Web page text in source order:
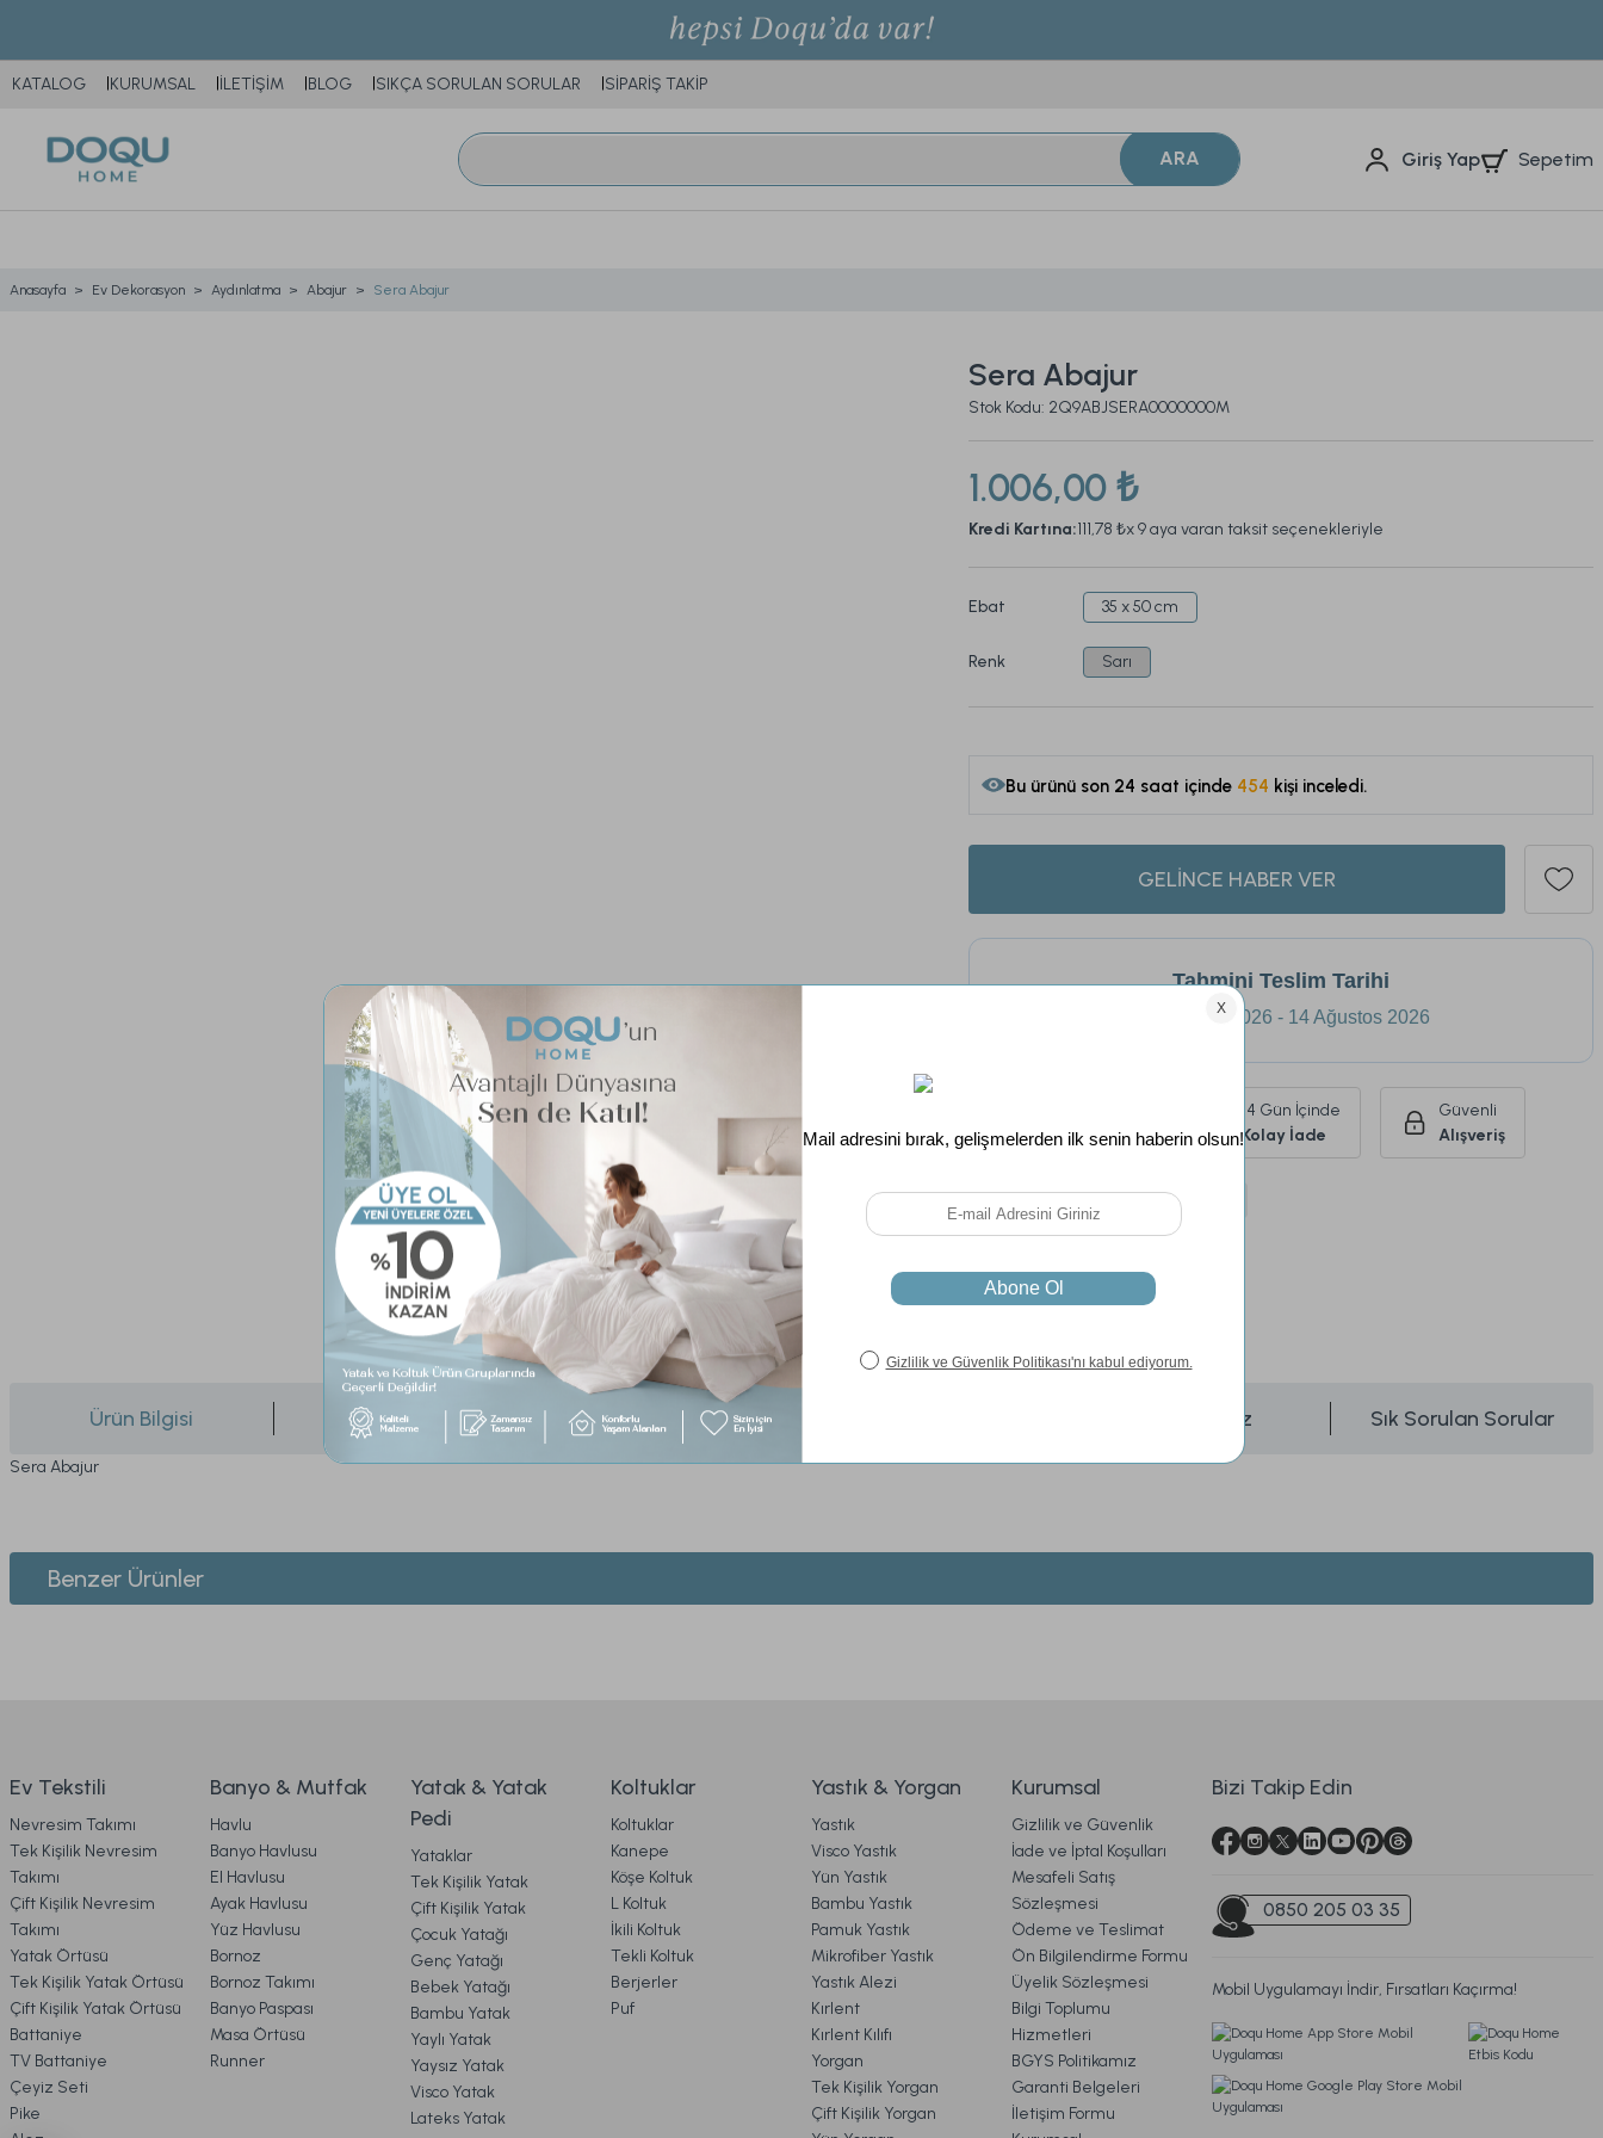
KATALOG KURUMSAL İLETİŞİM BLOG SIKÇA SORULAN SORULAR SİPARİŞ TAKİP
ARA Giriş Yap Sepetim
Anasayfa Ev Dekorasyon Aydınlatma Abajur Sera Abajur
Sera Abajur
Stok Kodu: 2Q9ABJSERA0000000M
1.006,00 ₺
Kredi Kartına:111,78 ₺x 9 aya varan taksit seçenekleriyle
Ebat 35 x 50 cm
Renk Sarı
Bu ürünü son 24 saat içinde 454 kişi inceledi.
123
GELİNCE HABER VER
Tahmini Teslim Tarihi
11 Ağustos 2026 - 14 Ağustos 2026
Ücretsiz Kargo
14 Gün İçinde
Kolay İade
Güvenli
Alışveriş
Aynı Gün Kargo Kargo Bedava
Ürün Bilgisi Yorumlar Soru & Cevap Önerileriniz Sık Sorulan Sorular
Sera Abajur
Yorum Yaz
Soru Sor
Ürün resmi kalitesiz, bozuk veya görüntülenemiyor.
Gönder
5. İADE & DEĞİŞİM
6. ÜRÜN BİLGİLERİ
7. KAMPANYA & İNDİRİMLER
8. MÜŞTERİ HİZMETLERİ
Benzer Ürünler
4.189,00 TL
Ücretsiz Kargo
3.219,00 TL 2.739,00 TL
Ücretsiz Kargo
2.849,00 TL
Ücretsiz Kargo
3.339,00 TL
Ücretsiz Kargo
Argento Abajur Nikel
3.219,00 TL
Ücretsiz Kargo
TÜKENDİ
Rante Abajur Eskitme
3.219,00 TL
Ücretsiz Kargo
Life Abajur Metalik - 30 cm x 60 cm
1.322,00 TL
Ücretsiz Kargo
TÜKENDİ
Tiva Abajur Sarı - 18 cm x 65 cm
1.250,00 TL
Ücretsiz Kargo
İdea Abajur Bej - 30 x 65 cm
Ev Tekstili
Nevresim Takımı
Tek Kişilik Nevresim
Takımı
Çift Kişilik Nevresim
Takımı
Yatak Örtüsü
Tek Kişilik Yatak Örtüsü
Çift Kişilik Yatak Örtüsü
Battaniye
TV Battaniye
Çeyiz Seti
Pike
Banyo & Mutfak
Havlu
Banyo Havlusu
El Havlusu
Ayak Havlusu
Yüz Havlusu
Bornoz
Bornoz Takımı
Banyo Paspası
Masa Örtüsü
Runner
Yatak & Yatak
Pedi
Yataklar
Tek Kişilik Yatak
Çift Kişilik Yatak
Çocuk Yatağı
Genç Yatağı
Bebek Yatağı
Bambu Yatak
Yaylı Yatak
Yaysız Yatak
Visco Yatak
Lateks Yatak
Koltuklar
Koltuklar
Kanepe
Köşe Koltuk
L Koltuk
İkili Koltuk
Tekli Koltuk
Berjerler
Puf
Yastık & Yorgan
Yastık
Visco Yastık
Yün Yastık
Bambu Yastık
Pamuk Yastık
Mikrofiber Yastık
Yastık Alezi
Kırlent
Kırlent Kılıfı
Yorgan
Tek Kişilik Yorgan
Çift Kişilik Yorgan
Kurumsal
Gizlilik ve Güvenlik
İade ve İptal Koşulları
Mesafeli Satış
Sözleşmesi
Ödeme ve Teslimat
Ön Bilgilendirme Formu
Üyelik Sözleşmesi
Bilgi Toplumu
Hizmetleri
BGYS Politikamız
Garanti Belgeleri
İletişim Formu
Bizi Takip Edin
0850 205 03 35
Mobil Uygulamayı İndir, Fırsatları Kaçırma!